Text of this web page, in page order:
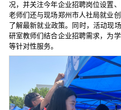
况，并关注今年企业招聘岗位设置
老师们还与现场郑州市人社局就业
了解最新就业政策。同时，活动现
研室教师们结合企业招聘需求，为
等针对性服务。